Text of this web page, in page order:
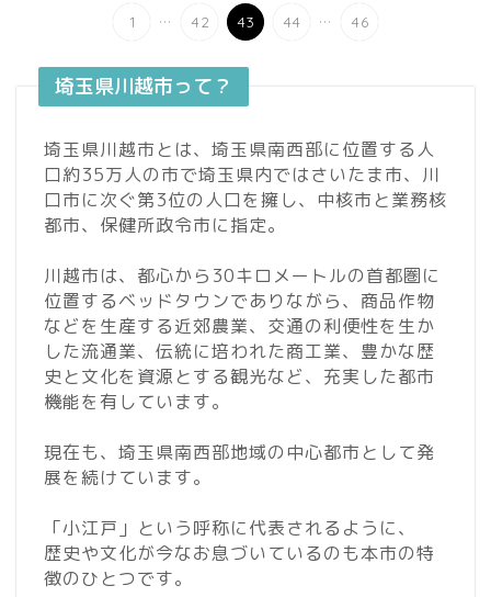
1 ... 42 43 44 ... 46
埼玉県川越市って？
埼玉県川越市とは、埼玉県南西部に位置する人
口約35万人の市で埼玉県内ではさいたま市、川
口市に次ぐ第3位の人口を擁し、中核市と業務核
都市、保健所政令市に指定。
川越市は、都心から30キロメートルの首都圏に
位置するベッドタウンでありながら、商品作物
などを生産する近郊農業、交通の利便性を生か
した流通業、伝統に培われた商工業、豊かな歴
史と文化を資源とする観光など、充実した都市
機能を有しています。
現在も、埼玉県南西部地域の中心都市として発
展を続けています。
「小江戸」という呼称に代表されるように、
歴史や文化が今なお息づいているのも本市の特
徴のひとつです。